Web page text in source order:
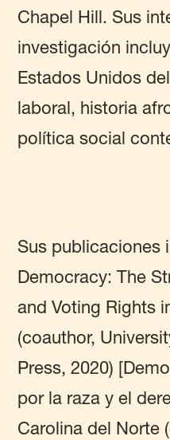
Chapel Hill. Sus
investigación
Estados Unidos
laboral, historia
política social
Sus publicaciones
Democracy: The
and Voting Rights
(coauthor,
Press, 2020)
por la raza y el
Carolina del Norte